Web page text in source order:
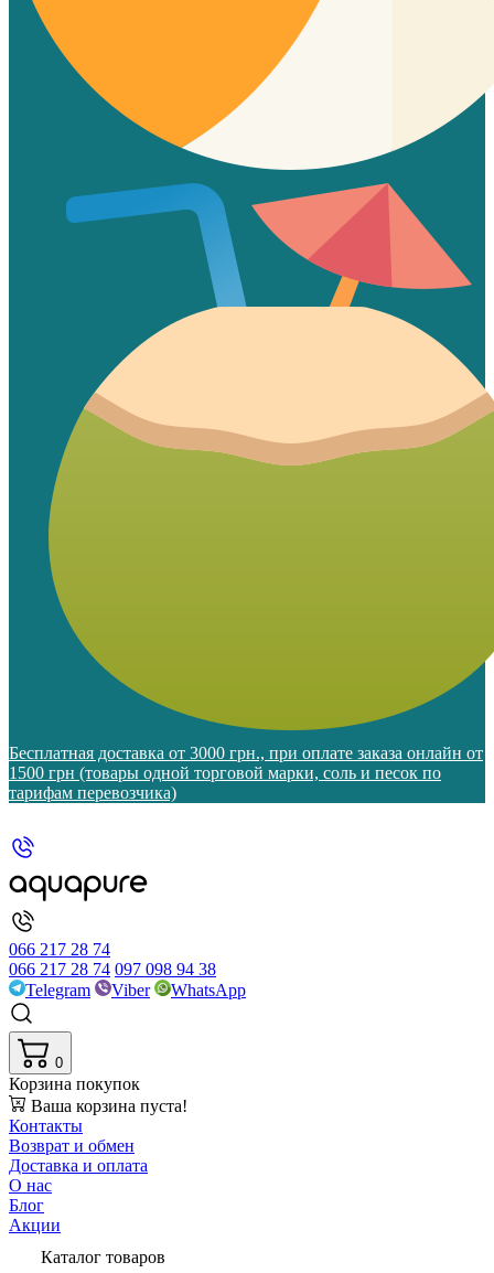
Бесплатная доставка от 3000 грн., при оплате заказа онлайн от
1500 грн (товары одной торговой марки, соль и песок по
тарифам перевозчика)
066 217 28 74
066 217 28 74 097 098 94 38
Telegram
Viber WhatsApp
0
Корзина покупок
Ваша корзина пуста!
Контакты
Возврат и обмен
Доставка и оплата
О нас
Блог
Акции
Каталог товаров